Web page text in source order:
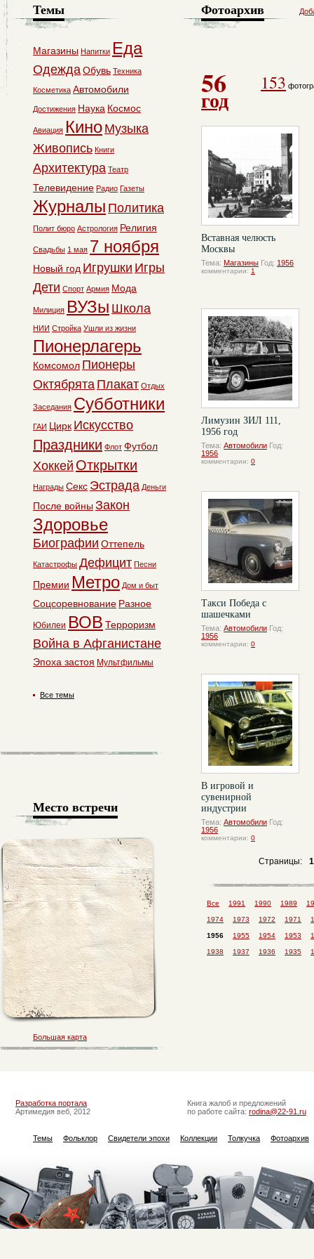
Фотоархив
56
год
153
Вставная челюсть
Москвы
Тема: Магазины Год: 1956
комментарии: 1
Лимузин ЗИЛ 111,
1956 год
Тема: Автомобили Год:
1956
комментарии: 0
Такси Победа с
шашечками
Тема: Автомобили Год:
1956
комментарии: 0
В игровой и
сувенирной
индустрии
Тема: Автомобили Год:
1956
комментарии: 0
Страницы: 1
Все 1991 1990 1989
1974 1973 1972 1971
1956 1955 1954 1953
1938 1937 1936 1935
Темы
Магазины Напитки Еда
ОдеждаОбувь Техника
Косметика Автомобили
Достижения Наука Космос
Авиация Кино Музыка
Живопись Книги
Архитектура Театр
Телевидение Радио Газеты
Журналы Политика
Полит бюро Астрология Религия
Свадьбы 1 мая 7 ноября
Новый год Игрушки Игры
Дети Спорт Армия Мода
Милиция ВУЗы Школа
НИИ Стройка Ушли из жизни
Пионерлагерь
Комсомол Пионеры
Октябрята Плакат Отдых
Заседания Субботники
ГАИ Цирк Искусство
Праздники Флот Футбол
Хоккей Открытки
Награды Секс Эстрада Деньги
После войны Закон
Здоровье
Биографии Оттепель
Катастрофы Дефицит Песни
Премии Метро Дом и быт
Соцсоревнование Разное
Юбилеи ВОВ Терроризм
Война в Афганистане
Эпоха застоя Мультфильмы
Все темы
Место встречи
Большая карта
Разработка портала
Артимедия веб, 2012
Книга жалоб и предложений
по работе сайта: rodina@22-91.ru
Темы Фольклор Свидетели эпохи Коллекции Толкучка Фотоархив